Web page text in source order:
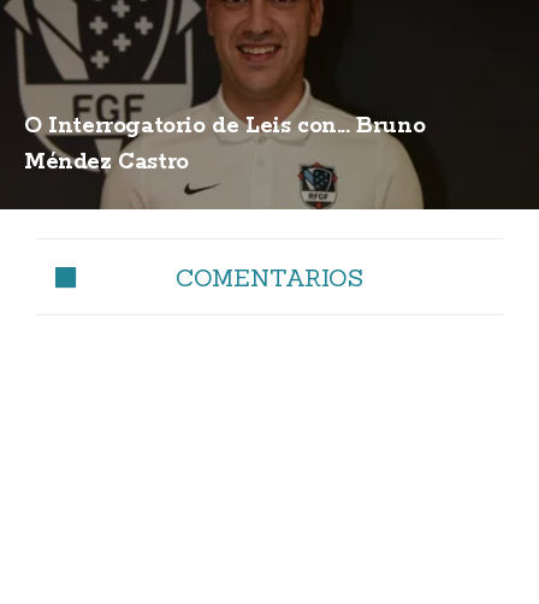
O Interrogatorio de Leis con... Bruno
Méndez Castro
COMENTARIOS